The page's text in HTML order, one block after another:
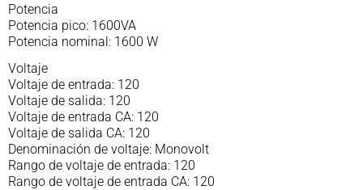
Potencia
Potencia pico: 1600VA
Potencia nominal: 1600 W
Voltaje
Voltaje de entrada: 120
Voltaje de salida: 120
Voltaje de entrada CA: 120
Voltaje de salida CA: 120
Denominación de voltaje: Monovolt
Rango de voltaje de entrada: 120
Rango de voltaje de entrada CA: 120